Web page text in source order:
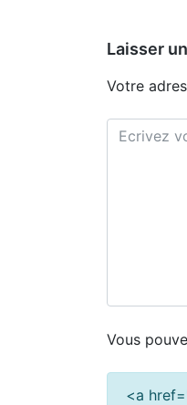
Laisser
Votre
Vous
<a